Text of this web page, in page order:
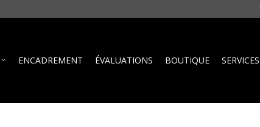
ENCADREMENT ÉVALUATIONS BOUTIQUE SERVICES